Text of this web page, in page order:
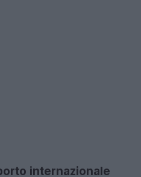
internazionale